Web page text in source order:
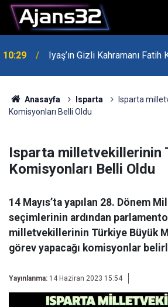
00:52 Isparta'da Asker Eğlencesinde
Anasayfa Isparta
Isparta
Komisyonları Belli Oldu
Isparta milletvekillerinin
Komisyonları Belli Oldu
14 Mayıs’ta yapılan 28. Dönem
seçimlerinin ardından
milletvekillerinin Türkiye Büyük
görev yapacağı komisyonlar
Yayınlanma: 14 Haziran 2023 15:54